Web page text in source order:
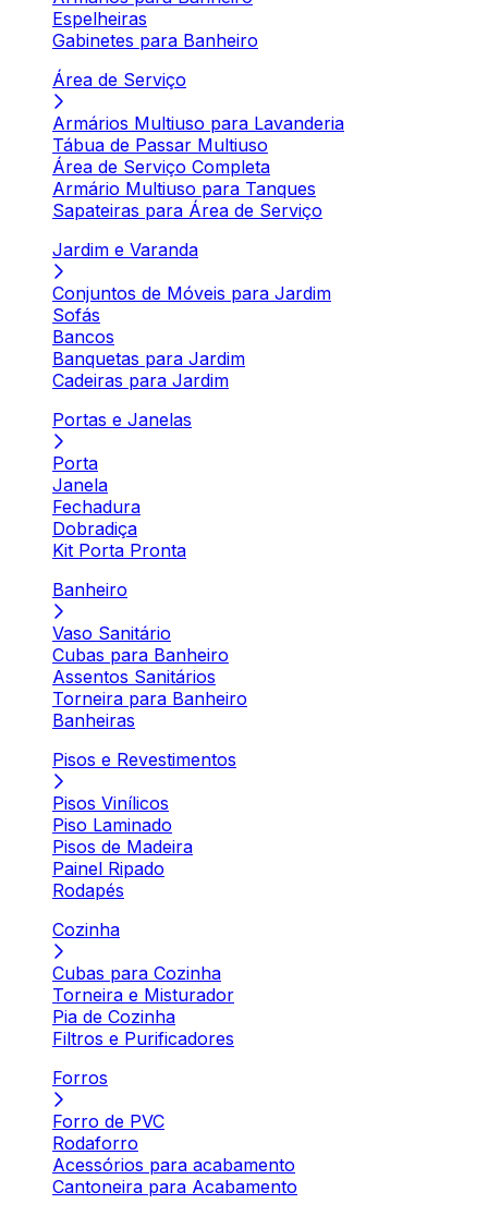
Espelheiras
Gabinetes para Banheiro
Área de Serviço
Armários Multiuso para Lavanderia
Tábua de Passar Multiuso
Área de Serviço Completa
Armário Multiuso para Tanques
Sapateiras para Área de Serviço
Jardim e Varanda
Conjuntos de Móveis para Jardim
Sofás
Bancos
Banquetas para Jardim
Cadeiras para Jardim
Portas e Janelas
Porta
Janela
Fechadura
Dobradiça
Kit Porta Pronta
Banheiro
Vaso Sanitário
Cubas para Banheiro
Assentos Sanitários
Torneira para Banheiro
Banheiras
Pisos e Revestimentos
Pisos Vinílicos
Piso Laminado
Pisos de Madeira
Painel Ripado
Rodapés
Cozinha
Cubas para Cozinha
Torneira e Misturador
Pia de Cozinha
Filtros e Purificadores
Forros
Forro de PVC
Rodaforro
Acessórios para acabamento
Cantoneira para Acabamento